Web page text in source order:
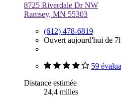
8725 Riverdale Dr NW
Ramsey, MN 55303
(612) 478-6819
Ouvert aujourd'hui de
59
Distance estimée
24,4 milles